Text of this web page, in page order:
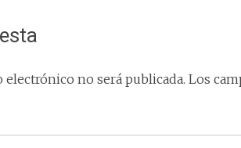
no será publicada. Los